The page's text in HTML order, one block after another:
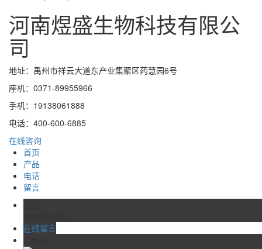
河南煜盛生物科技有限公
司
地址：禹州市祥云大道东产业集聚区药慧园6号
座机：0371-89955966
手机：19138061888
电话：400-600-6885
在线咨询
首页
产品
电话
留言
在线留言